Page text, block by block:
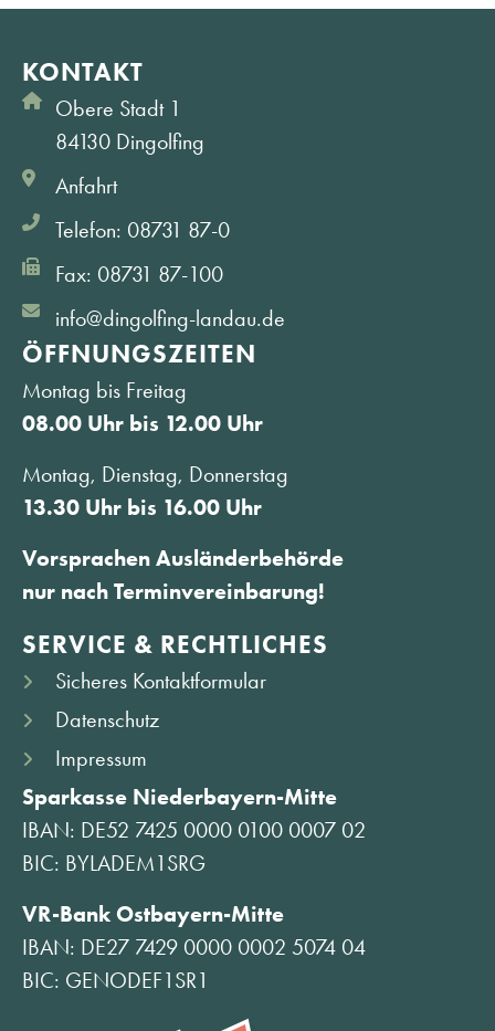
KONTAKT
Obere Stadt 1
84130 Dingolfing
Anfahrt
Telefon: 08731 87-0
Fax: 08731 87-100
info@dingolfing-landau.de
ÖFFNUNGS­ZEITEN
Montag bis Freitag
08.00 Uhr bis 12.00 Uhr
Montag, Dienstag, Donnerstag
13.30 Uhr bis 16.00 Uhr
Vorsprachen Ausländerbehörde
nur nach Terminvereinbarung!
SERVICE & RECHTLICHES
Sicheres Kontaktformular
Datenschutz
Impressum
Sparkasse Niederbayern-Mitte
IBAN: DE52 7425 0000 0100 0007 02
BIC: BYLADEM1SRG
VR-Bank Ostbayern-Mitte
IBAN: DE27 7429 0000 0002 5074 04
BIC: GENODEF1SR1